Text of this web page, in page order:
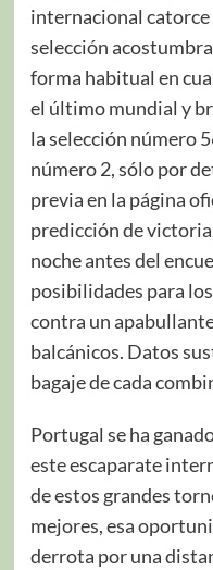
internacional catorce
selección
forma habitual en
el último mundial y
la selección número
número 2, sólo por
previa en la página
predicción de
noche antes del
posibilidades para
contra un
balcánicos. Datos
bagaje de cada
Portugal se ha
este escaparate
de estos grandes
mejores, esa
derrota por una